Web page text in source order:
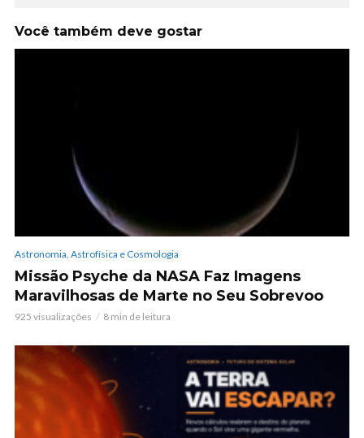
Você também deve gostar
Astronomia, Astrofísica e Cosmologia
Missão Psyche da NASA Faz Imagens
Maravilhosas de Marte no Seu Sobrevoo
925 visualizações 8 min de leitura